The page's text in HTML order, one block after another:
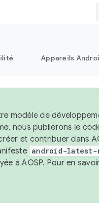
Appareils
modèle de
nous publierons le
et contribuer dans
android-latest-
à AOSP. Pour en